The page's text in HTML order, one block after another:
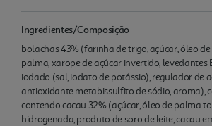
Ingredientes/Composição
bolachas 43% (farinha de trigo, açúcar, óleo
palma, xarope de açúcar invertido, levedantes
iodado (sal, iodato de potássio), regulador de
antioxidante metabissulfito de sódio, aroma),
contendo cacau 32% (açúcar, óleo de palma
hidrogenada, produto de soro de leite, cacau